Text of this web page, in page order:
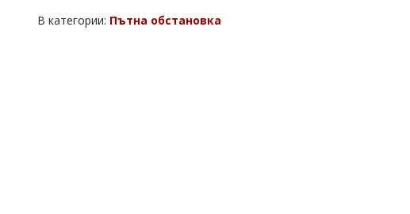
В категории: Пътна обстановка